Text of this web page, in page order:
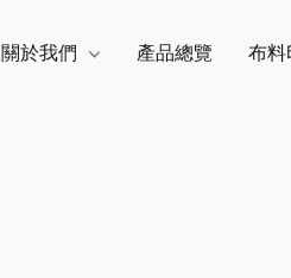
關於我們 產品總覽 布